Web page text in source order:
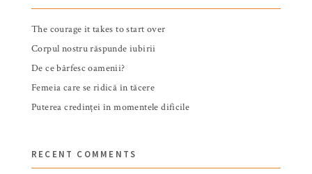
The courage it takes to start over
Corpul nostru răspunde iubirii
De ce bârfesc oamenii?
Femeia care se ridică în tăcere
Puterea credinței în momentele dificile
RECENT COMMENTS